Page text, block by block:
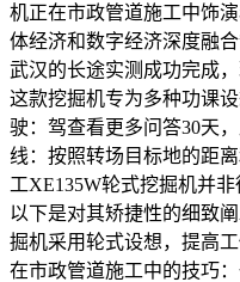
机正在市政管道施工中饰
体经济和数字经济深度融
武汉的长途实测成功完成
这款挖掘机专为多种功课
驶：驾查看更多问答30天
线：按照转场目标地的距
工XE135W轮式挖掘机并
以下是对其矫捷性的细致
掘机采用轮式设想，提高
在市政管道施工中的技巧